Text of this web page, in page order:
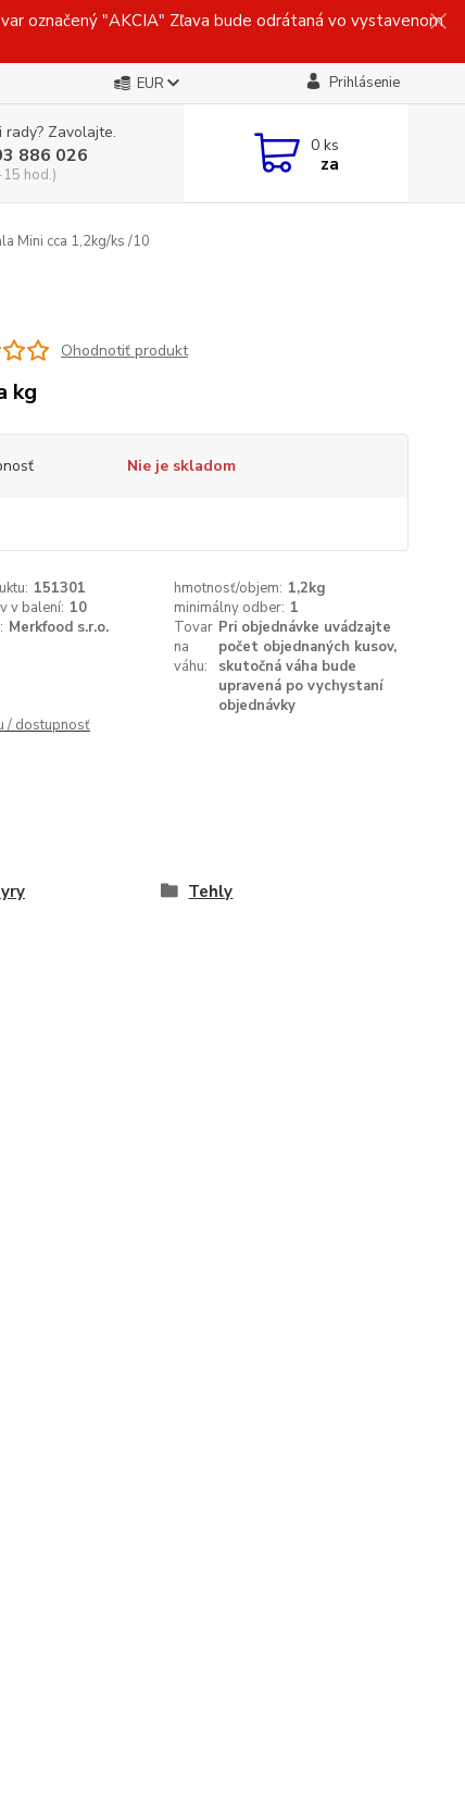
označený "AKCIA" Zľava bude odrátaná vo vystavenom
EUR Prihlásenie
rady? Zavolajte.
886 026
hod.)
0 ks
za
Mini cca 1,2kg/ks /10
Ohodnotiť produkt
kg
Nie je skladom
151301 hmotnosť/objem: 1,2kg
v balení: 10 minimálny odber: 1
Merkfood s.r.o.
Tovar
na
váhu:
Pri objednávke uvádzajte
počet objednaných kusov,
skutočná váha bude
upravená po vychystaní
objednávky
/ dostupnosť
Tehly